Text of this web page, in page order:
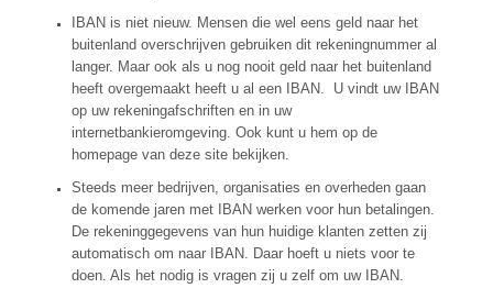
IBAN is niet nieuw. Mensen die wel eens geld naar het
buitenland overschrijven gebruiken dit rekeningnummer al
langer. Maar ook als u nog nooit geld naar het buitenland
heeft overgemaakt heeft u al een IBAN. U vindt uw IBAN
op uw rekeningafschriften en in uw
internetbankieromgeving. Ook kunt u hem op de
homepage van deze site bekijken.
Steeds meer bedrijven, organisaties en overheden gaan
de komende jaren met IBAN werken voor hun betalingen.
De rekeninggegevens van hun huidige klanten zetten zij
automatisch om naar IBAN. Daar hoeft u niets voor te
doen. Als het nodig is vragen zij u zelf om uw IBAN.